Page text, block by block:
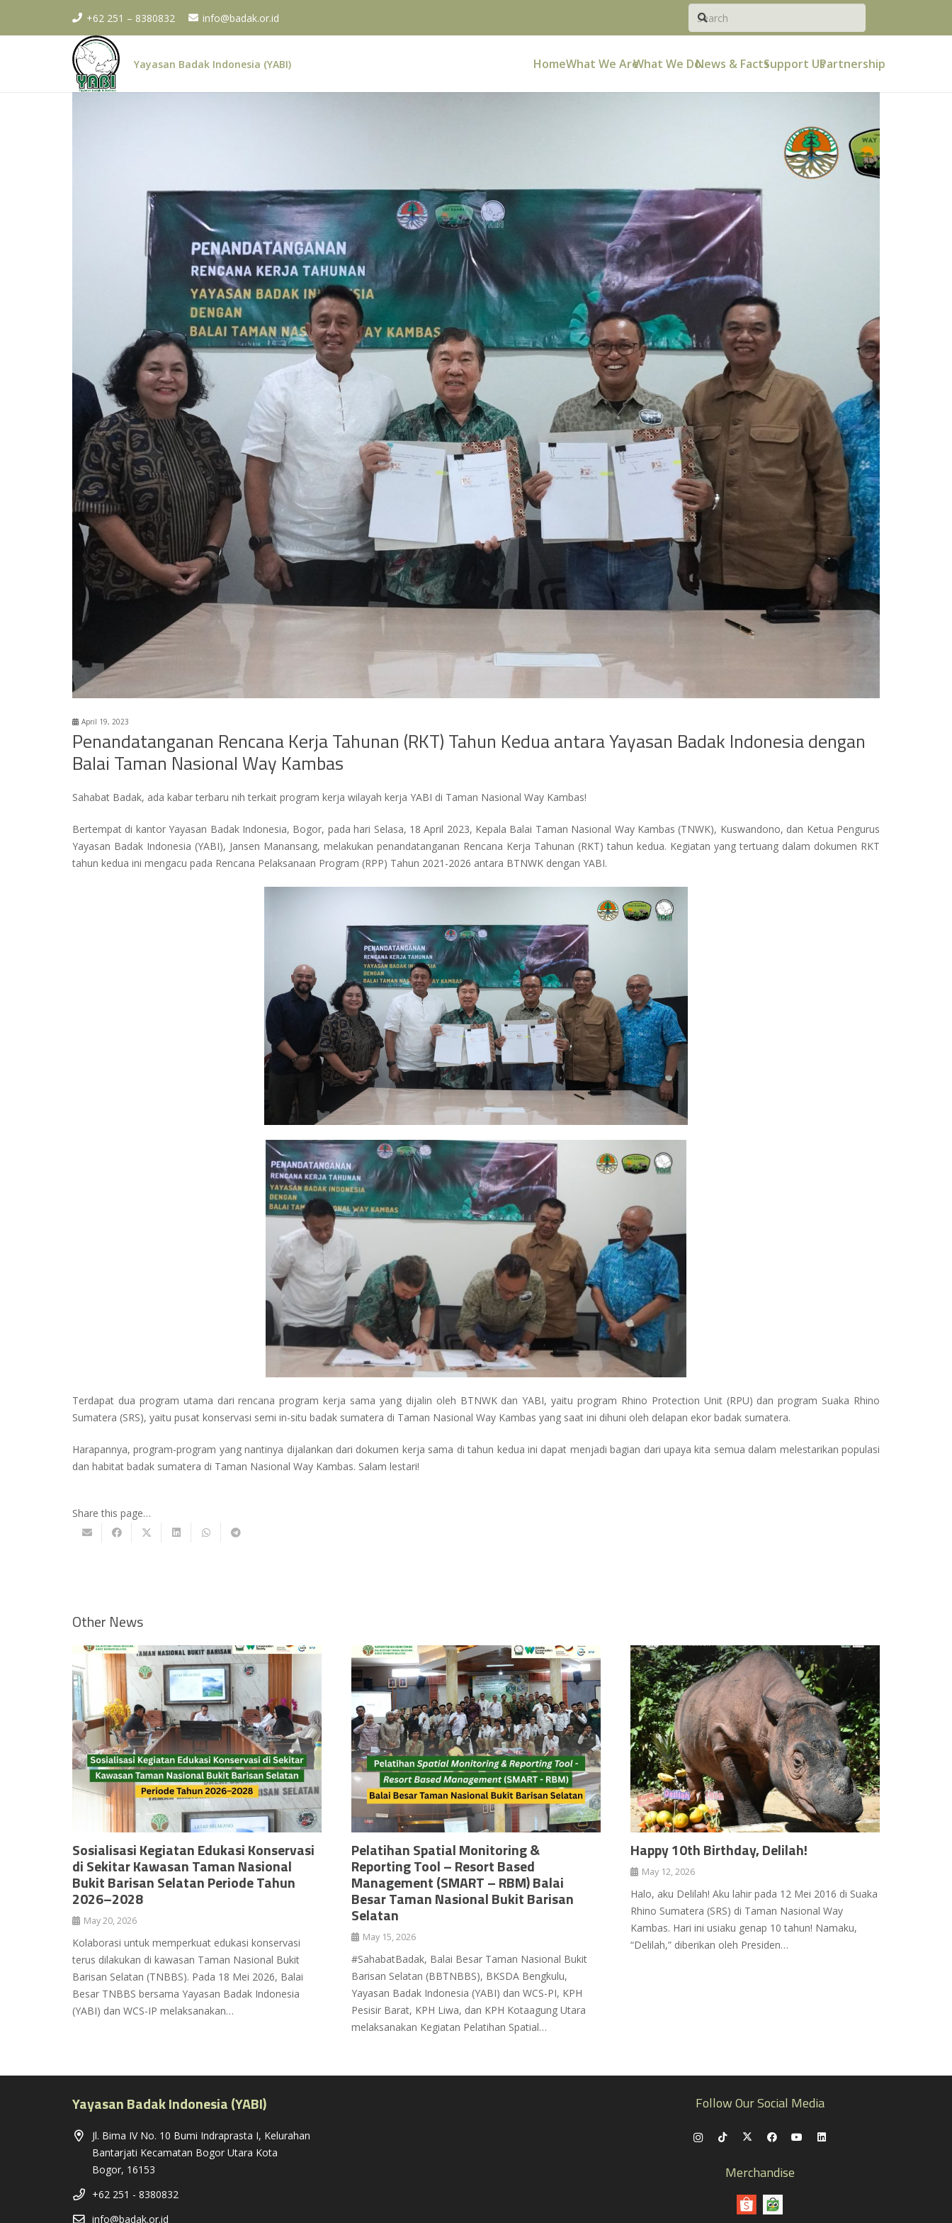
+62 251 – 8380832 info@badak.or.id
Yayasan Badak Indonesia (YABI) HomeWhat We AreWhat We DoNews & FactsSupport UsPartnership
April 19, 2023
Penandatanganan Rencana Kerja Tahunan (RKT) Tahun Kedua antara Yayasan Badak Indonesia dengan
Balai Taman Nasional Way Kambas
Sahabat Badak, ada kabar terbaru nih terkait program kerja wilayah kerja YABI di Taman Nasional Way Kambas!
Bertempat di kantor Yayasan Badak Indonesia, Bogor, pada hari Selasa, 18 April 2023, Kepala Balai Taman Nasional Way Kambas (TNWK), Kuswandono, dan Ketua Pengurus
Yayasan Badak Indonesia (YABI), Jansen Manansang, melakukan penandatanganan Rencana Kerja Tahunan (RKT) tahun kedua. Kegiatan yang tertuang dalam dokumen RKT
tahun kedua ini mengacu pada Rencana Pelaksanaan Program (RPP) Tahun 2021-2026 antara BTNWK dengan YABI.
Terdapat dua program utama dari rencana program kerja sama yang dijalin oleh BTNWK dan YABI, yaitu program Rhino Protection Unit (RPU) dan program Suaka Rhino
Sumatera (SRS), yaitu pusat konservasi semi in-situ badak sumatera di Taman Nasional Way Kambas yang saat ini dihuni oleh delapan ekor badak sumatera.
Harapannya, program-program yang nantinya dijalankan dari dokumen kerja sama di tahun kedua ini dapat menjadi bagian dari upaya kita semua dalam melestarikan populasi
dan habitat badak sumatera di Taman Nasional Way Kambas. Salam lestari!
Share this page…
Other News
Sosialisasi Kegiatan Edukasi Konservasi
di Sekitar Kawasan Taman Nasional
Bukit Barisan Selatan Periode Tahun
2026–2028
May 20, 2026
Kolaborasi untuk memperkuat edukasi konservasi
terus dilakukan di kawasan Taman Nasional Bukit
Barisan Selatan (TNBBS). Pada 18 Mei 2026, Balai
Besar TNBBS bersama Yayasan Badak Indonesia
(YABI) dan WCS-IP melaksanakan…
Pelatihan Spatial Monitoring &
Reporting Tool – Resort Based
Management (SMART – RBM) Balai
Besar Taman Nasional Bukit Barisan
Selatan
May 15, 2026
#SahabatBadak, Balai Besar Taman Nasional Bukit
Barisan Selatan (BBTNBBS), BKSDA Bengkulu,
Yayasan Badak Indonesia (YABI) dan WCS-PI, KPH
Pesisir Barat, KPH Liwa, dan KPH Kotaagung Utara
melaksanakan Kegiatan Pelatihan Spatial…
Happy 10th Birthday, Delilah!
May 12, 2026
Halo, aku Delilah! Aku lahir pada 12 Mei 2016 di Suaka
Rhino Sumatera (SRS) di Taman Nasional Way
Kambas. Hari ini usiaku genap 10 tahun! Namaku,
“Delilah,” diberikan oleh Presiden…
Yayasan Badak Indonesia (YABI)
Jl. Bima IV No. 10 Bumi Indraprasta I, Kelurahan
Bantarjati Kecamatan Bogor Utara Kota
Bogor, 16153
+62 251 - 8380832
info@badak.or.id
Follow Our Social Media
Merchandise